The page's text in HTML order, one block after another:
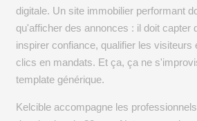
digitale. Un site immobilier performant
qu'afficher des annonces : il doit capter
inspirer confiance, qualifier les visiteurs
clics en mandats. Et ça, ça ne
template générique.
Kelcible accompagne les